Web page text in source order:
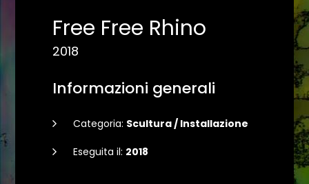
Free Free Rhino
2018
Informazioni generali
Categoria: Scultura / Installazione
Eseguita il: 2018